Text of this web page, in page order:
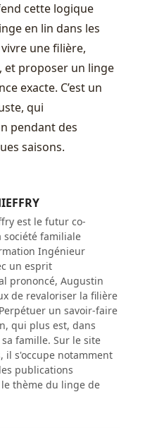
cette logique
en lin dans les
une filière,
proposer un linge
exacte. C’est un
qui
pendant des
saisons.
est le futur co-
familiale
Ingénieur
un esprit
prononcé, Augustin
de revaloriser la filière
un savoir-faire
qui plus est, dans
sa famille. Sur le site
il s'occupe notamment
publications
thème du linge de